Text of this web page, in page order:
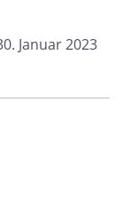
Januar 2023